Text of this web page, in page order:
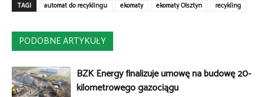
TAGI automat do recyklingu ekomaty ekomaty Olsztyn recykling
PODOBNE ARTYKUŁY
BZK Energy finalizuje umowę na budowę 20-
kilometrowego gazociągu